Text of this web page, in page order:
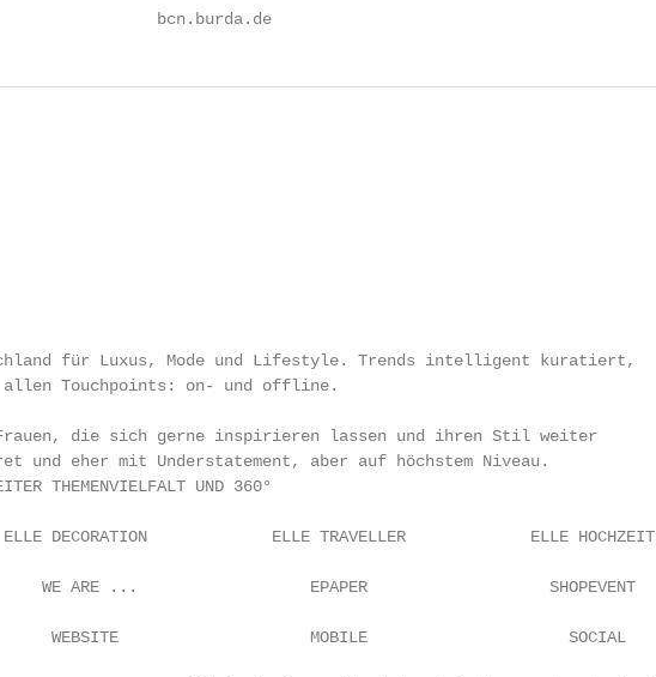
bcn.burda.de
für Luxus, Mode und Lifestyle. Trends intelligent kuratiert,
Touchpoints: on- und offline.
die sich gerne inspirieren lassen und ihren Stil weiter
und eher mit Understatement, aber auf höchstem Niveau.
THEMENVIELFALT UND 360°
DECORATION             ELLE TRAVELLER             ELLE HOCHZEIT
WE ARE ...                  EPAPER                   SHOPEVENT
WEBSITE                    MOBILE                     SOCIAL